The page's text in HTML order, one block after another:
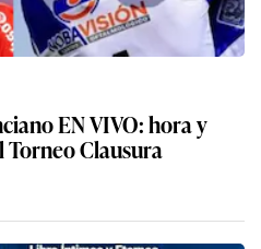
EN VIVO: hora y
Torneo Clausura